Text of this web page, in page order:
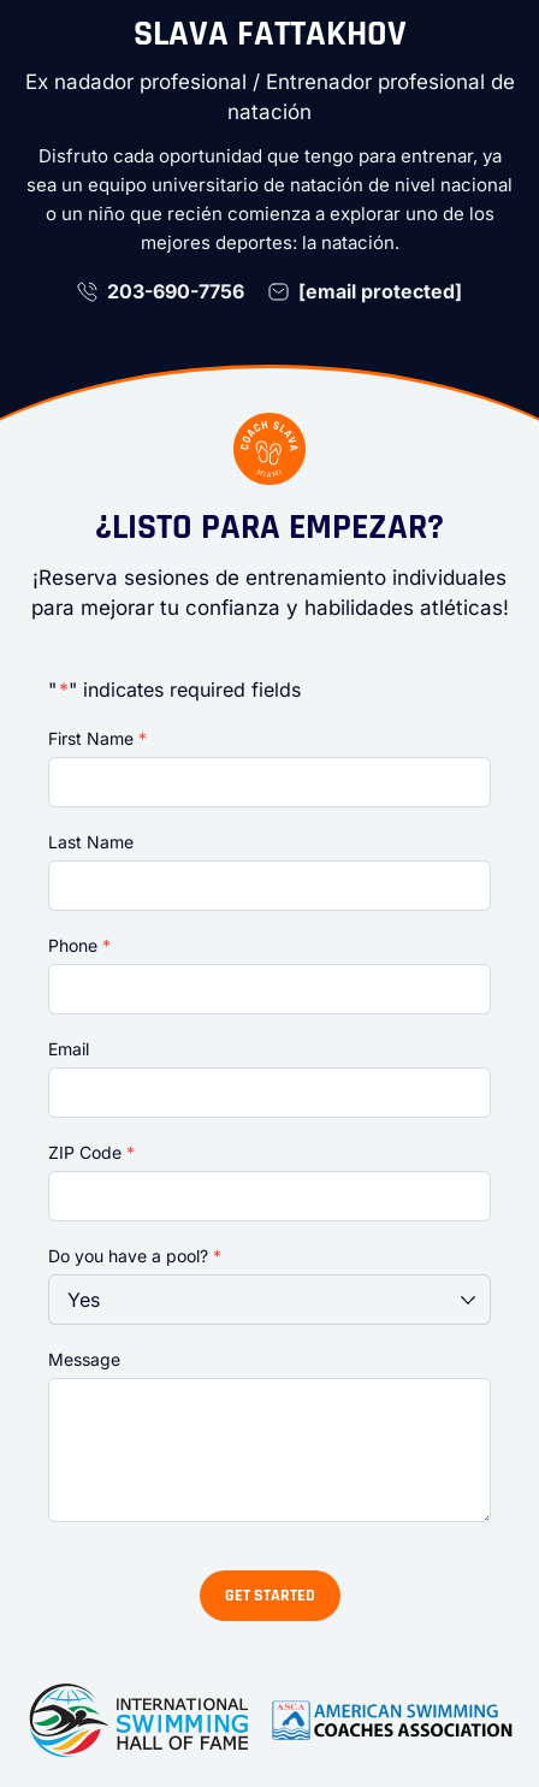
SLAVA FATTAKHOV
Ex nadador profesional / Entrenador profesional de
natación
Disfruto cada oportunidad que tengo para entrenar, ya
sea un equipo universitario de natación de nivel nacional
o un niño que recién comienza a explorar uno de los
mejores deportes: la natación.
203-690-7756 [email protected]
¿LISTO PARA EMPEZAR?
¡Reserva sesiones de entrenamiento individuales
para mejorar tu confianza y habilidades atléticas!
" *" indicates required fields
First Name *
Last Name
Phone *
Email
ZIP Code *
Do you have a pool? *
Message